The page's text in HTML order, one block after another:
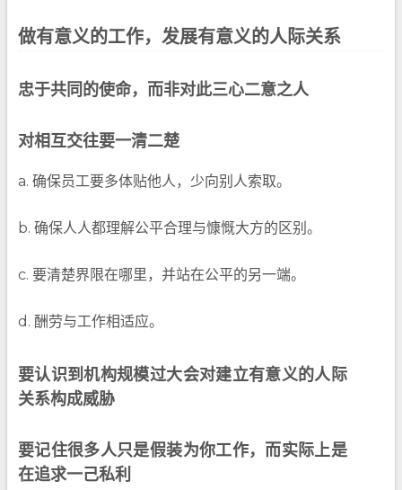
做有意义的工作，发展有意义的人际关系
忠于共同的使命，而非对此三心二意之人
对相互交往要一清二楚
a. 确保员工要多体贴他人，少向别人索取。
b. 确保人人都理解公平合理与慷慨大方的区别。
c. 要清楚界限在哪里，并站在公平的另一端。
d. 酬劳与工作相适应。
要认识到机构规模过大会对建立有意义的人际
关系构成威胁
要记住很多人只是假装为你工作，而实际上是
在追求一己私利